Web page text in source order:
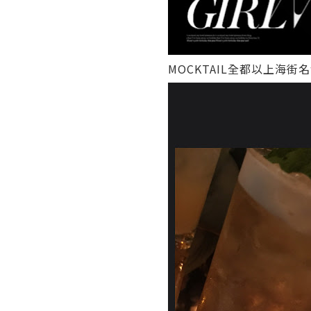
MOCKTAIL全都以上海街